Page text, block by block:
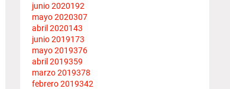
junio 2020192
mayo 2020307
abril 2020143
junio 2019173
mayo 2019376
abril 2019359
marzo 2019378
febrero 2019342